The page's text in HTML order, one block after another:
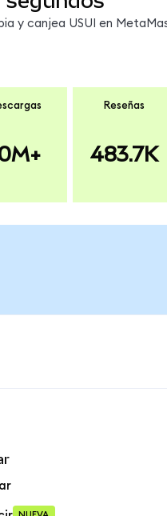
y canjea USUI en
Reseñas
483.7K